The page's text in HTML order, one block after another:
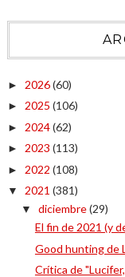
► 2026(60)
► 2025 (106)
► 2024(62)
► 2023 (113)
► 2022 (108)
▼ 2021 (381)
▼ diciembre(29)
El fin de 2021 (y
Good hunting de
Crítica de